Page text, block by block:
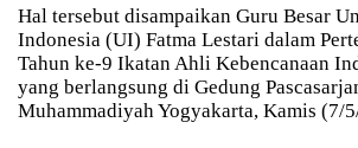
Hal tersebut disampaikan Guru Besar
Indonesia (UI) Fatma Lestari dalam
Tahun ke-9 Ikatan Ahli Kebencanaan
yang berlangsung di Gedung
Muhammadiyah Yogyakarta, Kamis (7/